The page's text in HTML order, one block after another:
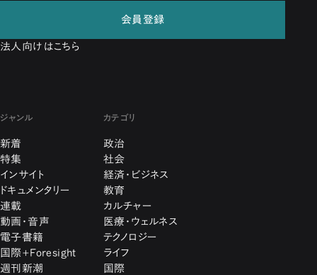
会員登録
法人向けはこちら
ジャンル
新着
特集
インサイト
ドキュメンタリー
連載
動画・音声
電子書籍
国際+Foresight
週刊新潮
カテゴリ
政治
社会
経済・ビジネス
教育
カルチャー
医療・ウェルネス
テクノロジー
ライフ
国際